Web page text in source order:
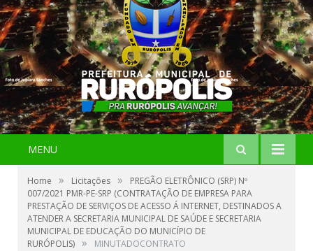
MENU
Home » Licitações »
PREGÃO ELETRÔNICO (SRP) Nº
007/2021 PMR-PE-SRP (CONTRATAÇÃO DE EMPRESA PARA
PRESTAÇÃO DE SERVIÇOS DE ACESSO Á INTERNET, DESTINADOS A
ATENDER A SECRETARIA MUNICIPAL DE SAÚDE E SECRETARIA
MUNICIPAL DE EDUCAÇÃO DO MUNICÍPIO DE
RURÓPOLIS) » MINUTADOCONTRATO